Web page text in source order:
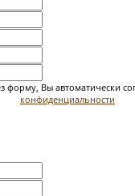
форму, Вы автоматически
конфиденциальности